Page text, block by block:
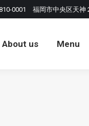
0001 福岡市中央区天神
About us Menu
Menu アル